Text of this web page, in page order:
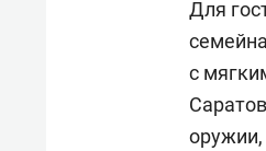
Для
с
оружии,